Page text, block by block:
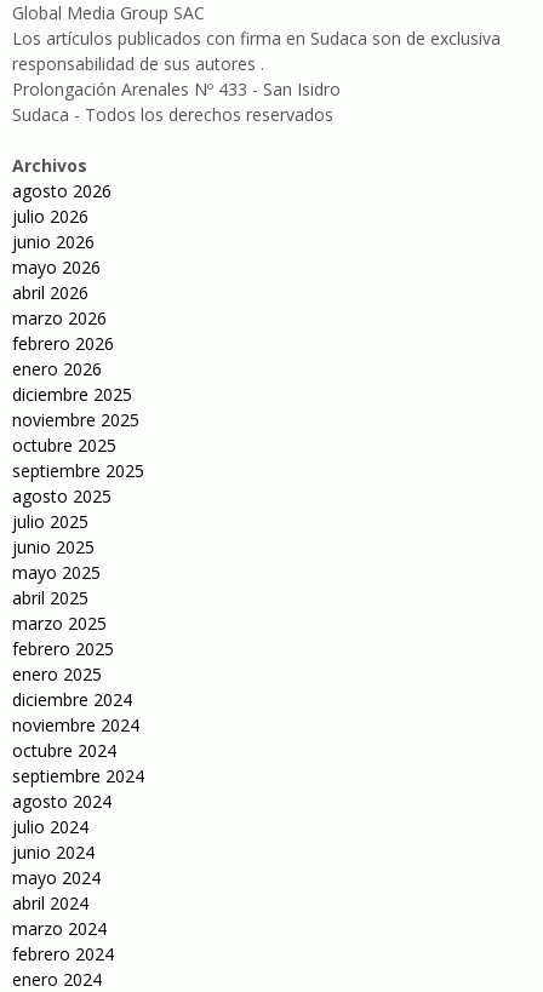
Global Media Group SAC
Los artículos publicados con firma en Sudaca son de exclusiva
responsabilidad de sus autores .
Prolongación Arenales Nº 433 - San Isidro
Sudaca - Todos los derechos reservados
Archivos
agosto 2026
julio 2026
junio 2026
mayo 2026
abril 2026
marzo 2026
febrero 2026
enero 2026
diciembre 2025
noviembre 2025
octubre 2025
septiembre 2025
agosto 2025
julio 2025
junio 2025
mayo 2025
abril 2025
marzo 2025
febrero 2025
enero 2025
diciembre 2024
noviembre 2024
octubre 2024
septiembre 2024
agosto 2024
julio 2024
junio 2024
mayo 2024
abril 2024
marzo 2024
febrero 2024
enero 2024